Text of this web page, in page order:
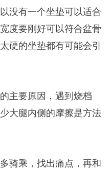
没有一个坐垫可以适合
度要刚好可以符合盆骨
硬的坐垫都有可能会引
主要原因，遇到烧档
大腿内侧的摩擦是方法
骑乘，找出痛点，再和